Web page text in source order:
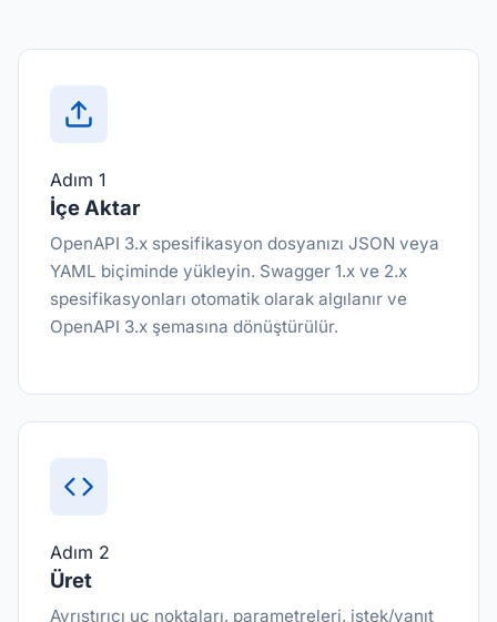
Adım 1
İçe Aktar
OpenAPI 3.x spesifikasyon dosyanızı JSON veya
YAML biçiminde yükleyin. Swagger 1.x ve 2.x
spesifikasyonları otomatik olarak algılanır ve
OpenAPI 3.x şemasına dönüştürülür.
Adım 2
Üret
Ayrıştırıcı uç noktaları, parametreleri, istek/yanıt